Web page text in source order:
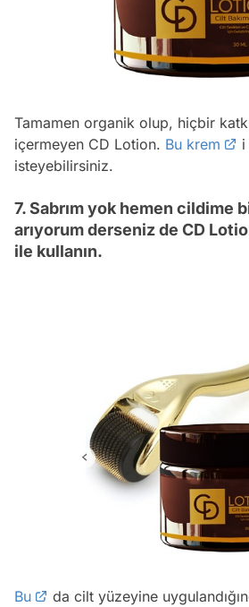
Tamamen organik olup, hiçbir
içermeyen CD Lotion. Bu krem
i
isteyebilirsiniz.
7. Sabrım yok hemen cildime
arıyorum derseniz de CD
ile kullanın.
Bu
da cilt yüzeyine